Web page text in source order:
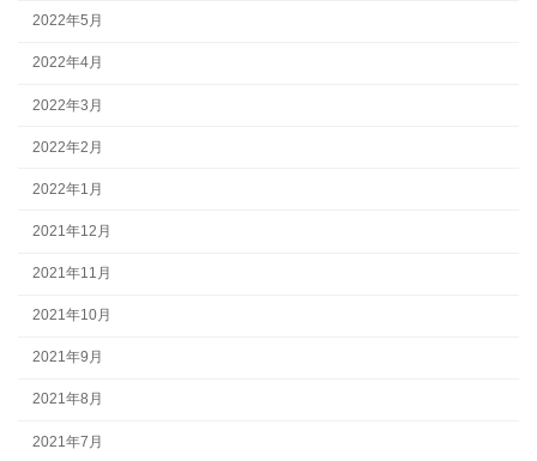
2022年5月
2022年4月
2022年3月
2022年2月
2022年1月
2021年12月
2021年11月
2021年10月
2021年9月
2021年8月
2021年7月